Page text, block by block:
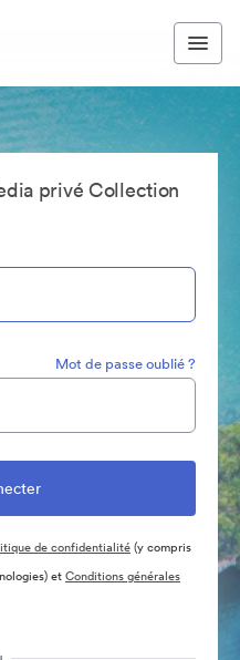
privé Collection
Mot de passe oublié ?
de confidentialité(y compris
etConditions générales